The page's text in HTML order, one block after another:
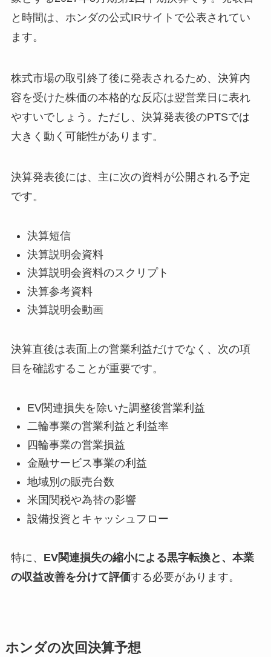
と時間は、ホンダの公式IRサイトで公表されてい
ます。
株式市場の取引終了後に発表されるため、決算内
容を受けた株価の本格的な反応は翌営業日に表れ
やすいでしょう。ただし、決算発表後のPTSでは
大きく動く可能性があります。
決算発表後には、主に次の資料が公開される予定
です。
決算短信
決算説明会資料
決算説明会資料のスクリプト
決算参考資料
決算説明会動画
決算直後は表面上の営業利益だけでなく、次の項
目を確認することが重要です。
EV関連損失を除いた調整後営業利益
二輪事業の営業利益と利益率
四輪事業の営業損益
金融サービス事業の利益
地域別の販売台数
米国関税や為替の影響
設備投資とキャッシュフロー
特に、 EV関連損失の縮小による黒字転換と、本業
の収益改善を分けて評価する必要があります。
ホンダの次回決算予想